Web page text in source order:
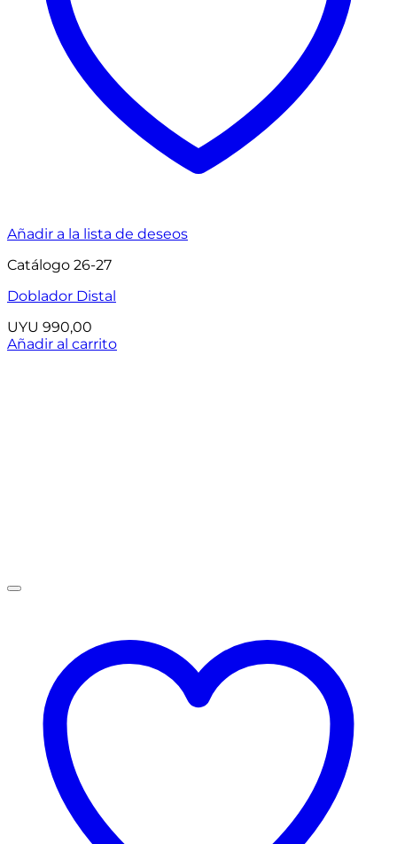
Añadir a la lista de deseos
Catálogo 26-27
Doblador Distal
UYU 990,00
Añadir al carrito